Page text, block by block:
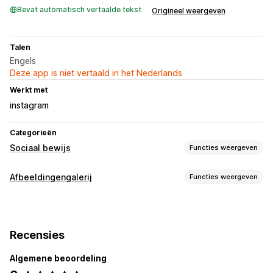
Bevat automatisch vertaalde tekst Origineel weergeven
Talen
Engels
Deze app is niet vertaald in het Nederlands
Werkt met
instagram
Categorieën
Sociaal bewijs Functies weergeven
Contenttypes
Productweergaven
Afbeeldingengalerij Functies weergeven
Schuifregelaar
Aanpassing
Recensies
Algemene beoordeling